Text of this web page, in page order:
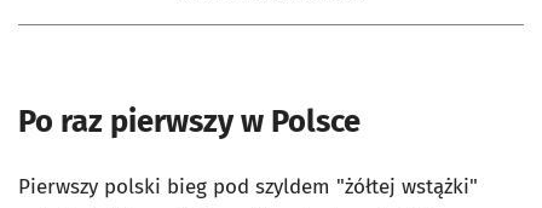
Po raz pierwszy w Polsce
Pierwszy polski bieg pod szyldem "żółtej wstążki"